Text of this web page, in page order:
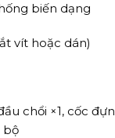
biến dạng
vít hoặc dán)
chổi ×1, cốc
bộ